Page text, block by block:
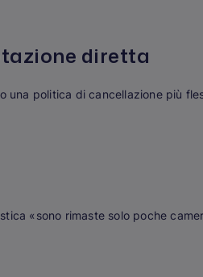
diretta
politica di cancellazione più
«sono rimaste solo poche